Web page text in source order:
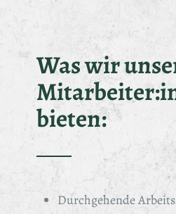
Was wir
bieten:
Durchgehende